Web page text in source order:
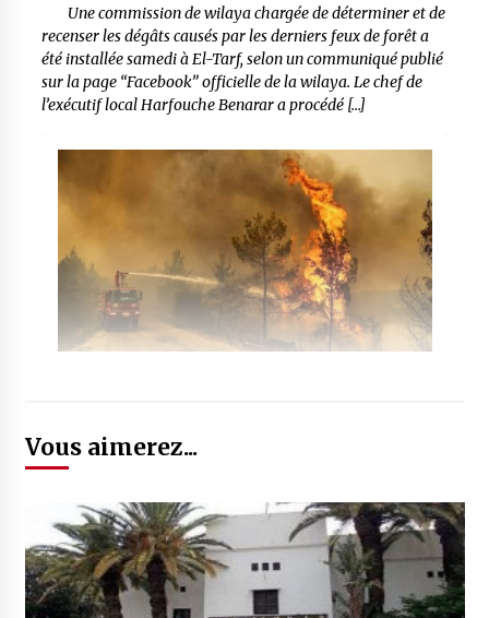
Une commission de wilaya chargée de déterminer et de
recenser les dégâts causés par les derniers feux de forêt a
été installée samedi à El-Tarf, selon un communiqué publié
sur la page “Facebook” officielle de la wilaya. Le chef de
l’exécutif local Harfouche Benarar a procédé […]
Vous aimerez...